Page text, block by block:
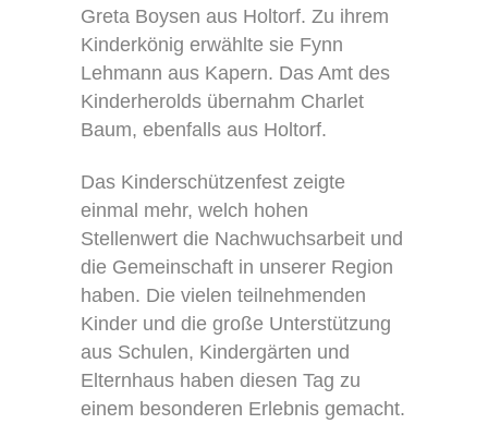
Greta Boysen aus Holtorf. Zu ihrem
Kinderkönig erwählte sie Fynn
Lehmann aus Kapern. Das Amt des
Kinderherolds übernahm Charlet
Baum, ebenfalls aus Holtorf.
Das Kinderschützenfest zeigte
einmal mehr, welch hohen
Stellenwert die Nachwuchsarbeit und
die Gemeinschaft in unserer Region
haben. Die vielen teilnehmenden
Kinder und die große Unterstützung
aus Schulen, Kindergärten und
Elternhaus haben diesen Tag zu
einem besonderen Erlebnis gemacht.